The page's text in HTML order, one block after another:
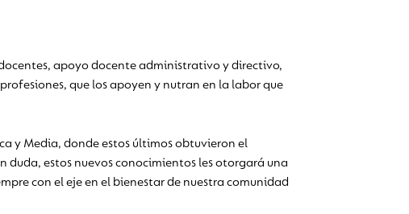
apoyo docente administrativo y directivo,
que los apoyen y nutran en la labor que
y Media, donde estos últimos obtuvieron el
duda, estos nuevos conocimientos les otorgará una
con el eje en el bienestar de nuestra comunidad